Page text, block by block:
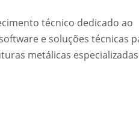
técnico dedicado ao
e soluções técnicas
metálicas